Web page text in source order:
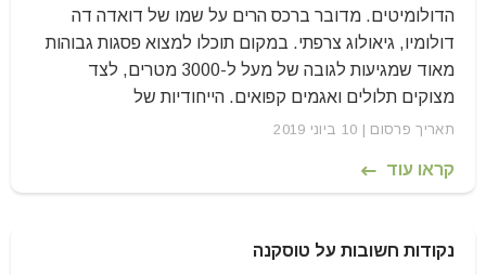
הדולומיטים. מדובר ברכס הרים על שמו של דואדה דה
דולומיו, גיאולוג צרפתי. במקום תוכלו למצוא פסגות גבוהות
מאוד שמגיעות לגובה של מעל ל-3000 מטרים, לצד
מצוקים תלולים ואגמים קפואים. הייחודיות של
תאריך פרסום | 10 ביוני 2019
קראו עוד
נקודות חשובות על טוסקנה